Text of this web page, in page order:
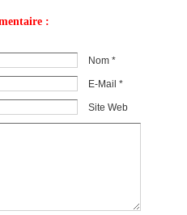
:
Nom *
E-Mail *
Site Web